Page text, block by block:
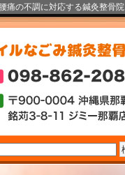
痛の不調に対応する鍼灸整骨院